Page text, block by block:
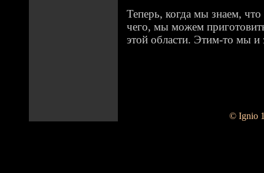
Теперь, когда мы знаем,
чего, мы можем
этой области. Этим-то мы
© Ignio